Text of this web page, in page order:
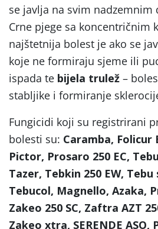
se javlja na svim
Crne pjege sa koncentričnim
najštetnija bolest je ako se
koje ne formiraju sjeme ili
ispada te bijela trulež –
stabljike i formiranje
Fungicidi koji su registrirani
bolesti su: Caramba, Folicur
Pictor, Prosaro 250 EC,
Tazer, Tebkin 250 EW, Tebu
Tebucol, Magnello, Azaka,
Zakeo 250 SC, Zaftra AZT
Zakeo xtra, SERENDE ASO,